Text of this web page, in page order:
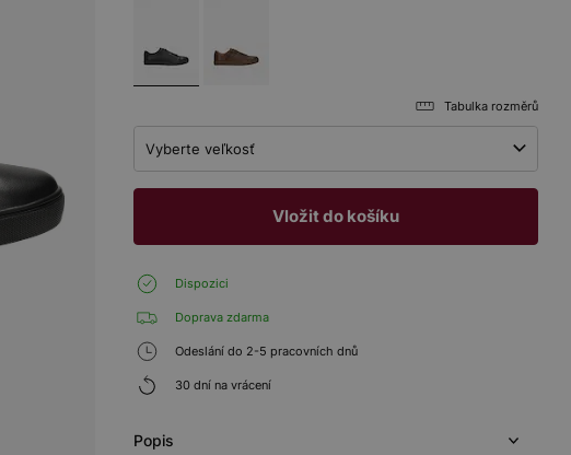
Tabulka rozměrů
Vyberte veľkosť
Vložit do košíku
Dispozici
Doprava zdarma
Odeslání do 2-5 pracovních dnů
30 dní na vrácení
Popis